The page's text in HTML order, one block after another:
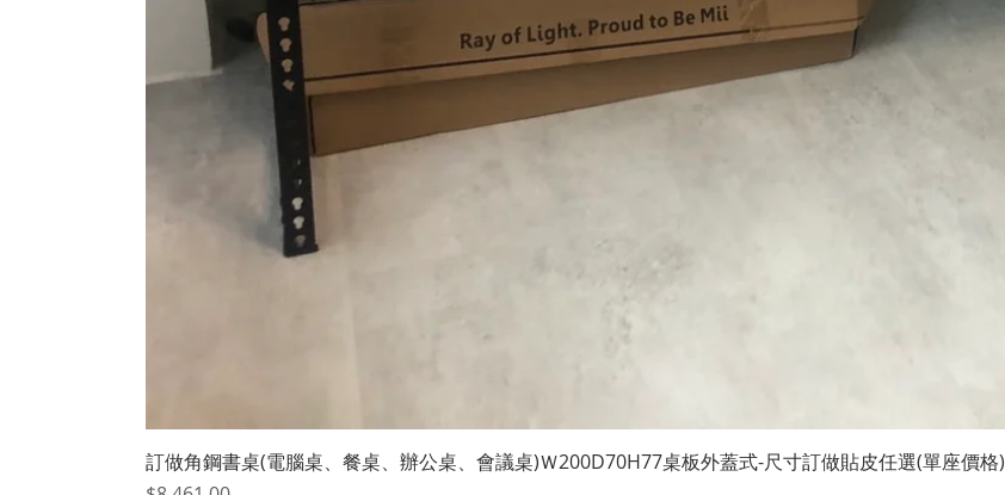
快速瀏覽
訂做角鋼書桌(電腦桌、餐桌、辦公桌、會議桌)Ｗ200D70H77桌板外蓋式-尺寸訂做貼皮任選(單座價格)